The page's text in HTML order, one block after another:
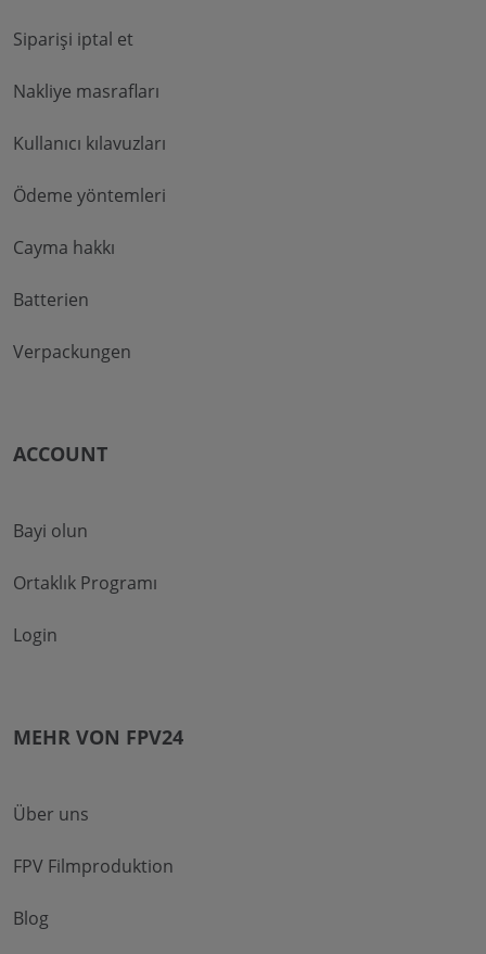
Siparişi iptal et
Nakliye masrafları
Kullanıcı kılavuzları
Ödeme yöntemleri
Cayma hakkı
Batterien
Verpackungen
ACCOUNT
Bayi olun
Ortaklık Programı
Login
MEHR VON FPV24
Über uns
FPV Filmproduktion
Blog